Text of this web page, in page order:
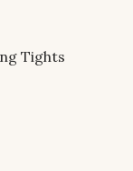
Tights